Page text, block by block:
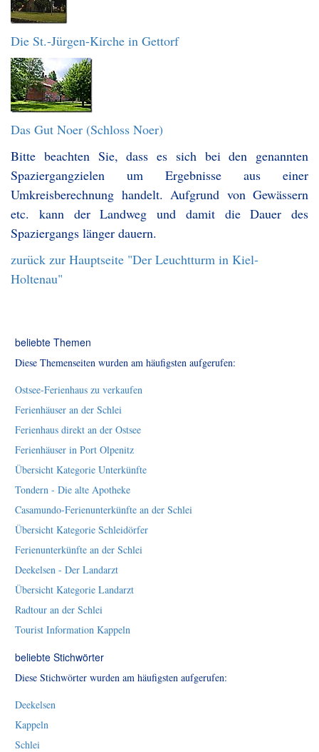
Die St.-Jürgen-Kirche in Gettorf
Das Gut Noer (Schloss Noer)
Bitte beachten Sie, dass es sich bei den genannten
Spaziergangzielen um Ergebnisse aus einer
Umkreisberechnung handelt. Aufgrund von Gewässern
etc. kann der Landweg und damit die Dauer des
Spaziergangs länger dauern.
zurück zur Hauptseite "Der Leuchtturm in Kiel-
Holtenau"
beliebte Themen
Diese Themenseiten wurden am häufigsten aufgerufen:
Ostsee-Ferienhaus zu verkaufen
Ferienhäuser an der Schlei
Ferienhaus direkt an der Ostsee
Ferienhäuser in Port Olpenitz
Übersicht Kategorie Unterkünfte
Tondern - Die alte Apotheke
Casamundo-Ferienunterkünfte an der Schlei
Übersicht Kategorie Schleidörfer
Ferienunterkünfte an der Schlei
Deekelsen - Der Landarzt
Übersicht Kategorie Landarzt
Radtour an der Schlei
Tourist Information Kappeln
beliebte Stichwörter
Diese Stichwörter wurden am häufigsten aufgerufen:
Deekelsen
Kappeln
Schlei